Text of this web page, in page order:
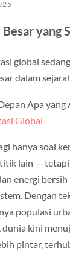
yang
global
dalam
Apa yang
Global
hanya soal
lain — tetapi
energi bersih
Dengan
populasi
kini
pintar,